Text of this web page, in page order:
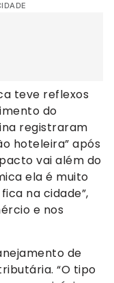
teve reflexos
do
registraram
hoteleira” após
vai além do
ela é muito
na cidade”,
e nos
de
“O tipo